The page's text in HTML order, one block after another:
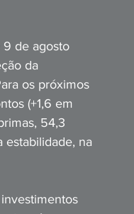
9 de agosto
da
os próximos
(+1,6 em
54,3
estabilidade, na